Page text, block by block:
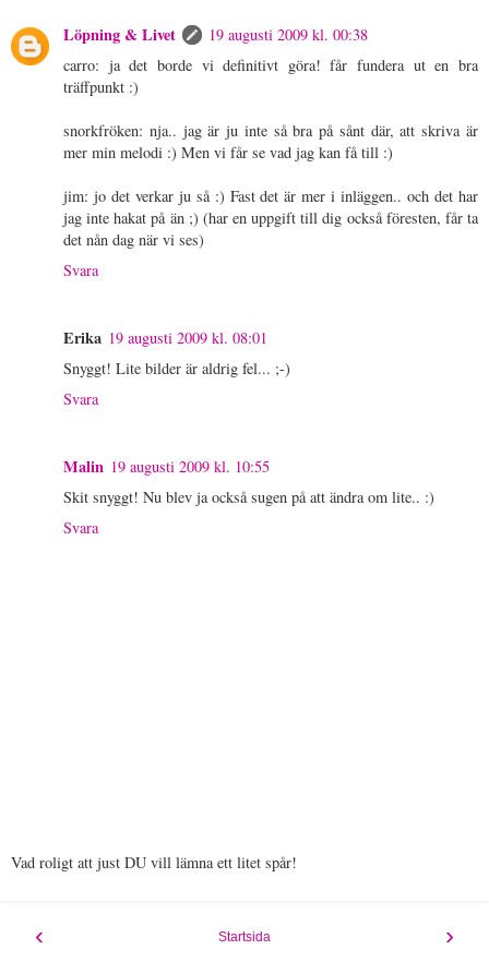
Löpning & Livet
19 augusti 2009 kl. 00:38
carro: ja det borde vi definitivt göra! får fundera ut en bra
träffpunkt :)
snorkfröken: nja.. jag är ju inte så bra på sånt där, att skriva är
mer min melodi :) Men vi får se vad jag kan få till :)
jim: jo det verkar ju så :) Fast det är mer i inläggen.. och det har
jag inte hakat på än ;) (har en uppgift till dig också föresten, får ta
det nån dag när vi ses)
Svara
Erika 19 augusti 2009 kl. 08:01
Snyggt! Lite bilder är aldrig fel... ;-)
Svara
Malin 19 augusti 2009 kl. 10:55
Skit snyggt! Nu blev ja också sugen på att ändra om lite.. :)
Svara
Vad roligt att just DU vill lämna ett litet spår!
‹ ›
Startsida